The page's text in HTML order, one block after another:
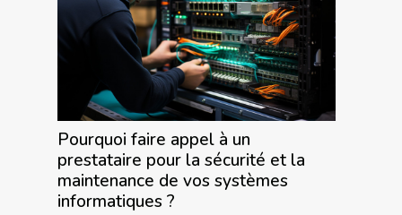
Pourquoi faire appel à un
prestataire pour la sécurité et la
maintenance de vos systèmes
informatiques ?